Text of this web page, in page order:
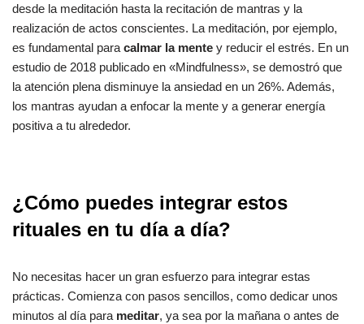
desde la meditación hasta la recitación de mantras y la
realización de actos conscientes. La meditación, por ejemplo,
es fundamental para calmar la mente y reducir el estrés. En un
estudio de 2018 publicado en «Mindfulness», se demostró que
la atención plena disminuye la ansiedad en un 26%. Además,
los mantras ayudan a enfocar la mente y a generar energía
positiva a tu alrededor.
¿Cómo puedes integrar estos
rituales en tu día a día?
No necesitas hacer un gran esfuerzo para integrar estas
prácticas. Comienza con pasos sencillos, como dedicar unos
minutos al día para meditar, ya sea por la mañana o antes de